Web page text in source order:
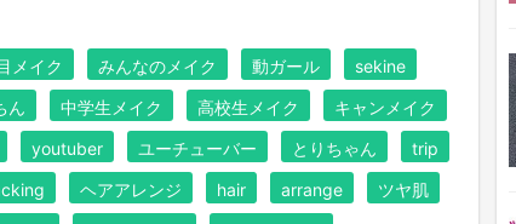
メイク みんなのメイク 動ガール
sekine
ん 中学生メイク 高校生メイク
キャンメイク
youtuber ユーチューバー とりちゃん
trip
ヘアアレンジ hair arrange
ツヤ肌